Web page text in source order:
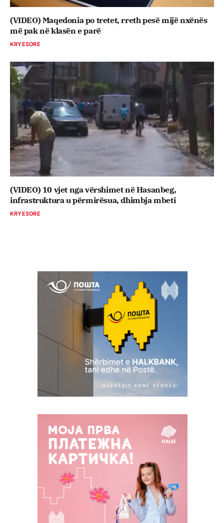
(VIDEO) Maqedonia po tretet, rreth pesë mijë nxënës
më pak në klasën e parë
KRYESORE
(VIDEO) 10 vjet nga vërshimet në Hasanbeg,
infrastruktura u përmirësua, dhimbja mbeti
KRYESORE